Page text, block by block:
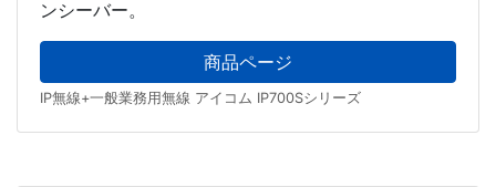
ンシーバー。
商品ページ
IP無線+一般業務用無線 アイコム IP700Sシリーズ